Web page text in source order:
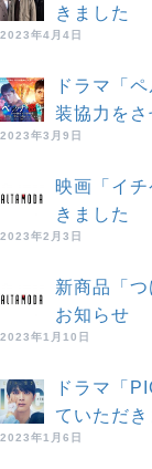
きました
2023年4月4日
ドラマ「
装協力を
2023年3月9日
映画「イ
きました
2023年2月3日
新商品「
お知らせ
2023年1月10日
ドラマ「
ていただき
2023年1月6日